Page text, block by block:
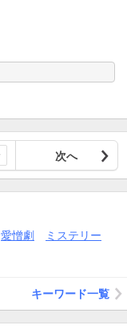
次へ
愛憎劇
ミステリー
キーワード一覧